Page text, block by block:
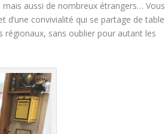
mais aussi de nombreux étrangers… Vous
d’une convivialité qui se partage de table
régionaux, sans oublier pour autant les